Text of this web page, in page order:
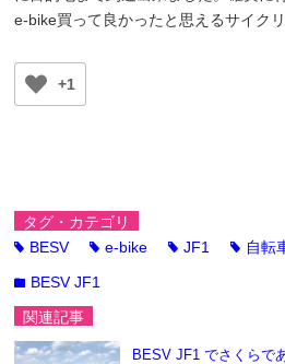
e-bike買って良かったと思えるサイクリ
+1
タグ・カテゴリ
tag BESV tage-bike tagJF1 tag 自転
folder BESV JF1
関連記事
BESV JF1 でさくらで